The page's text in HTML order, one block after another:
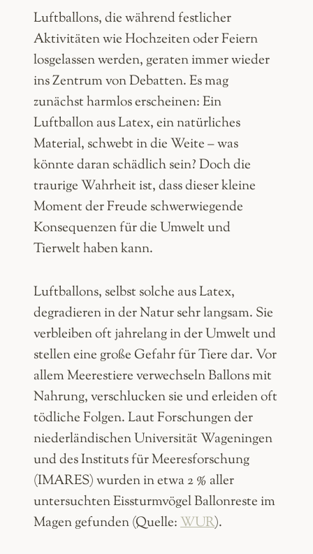
Luftballons, die während festlicher
Aktivitäten wie Hochzeiten oder Feiern
losgelassen werden, geraten immer wieder
ins Zentrum von Debatten. Es mag
zunächst harmlos erscheinen: Ein
Luftballon aus Latex, ein natürliches
Material, schwebt in die Weite – was
könnte daran schädlich sein? Doch die
traurige Wahrheit ist, dass dieser kleine
Moment der Freude schwerwiegende
Konsequenzen für die Umwelt und
Tierwelt haben kann.
Luftballons, selbst solche aus Latex,
degradieren in der Natur sehr langsam. Sie
verbleiben oft jahrelang in der Umwelt und
stellen eine große Gefahr für Tiere dar. Vor
allem Meerestiere verwechseln Ballons mit
Nahrung, verschlucken sie und erleiden oft
tödliche Folgen. Laut Forschungen der
niederländischen Universität Wageningen
und des Instituts für Meeresforschung
(IMARES) wurden in etwa 2 % aller
untersuchten Eissturmvögel Ballonreste im
Magen gefunden​ (Quelle:WUR).